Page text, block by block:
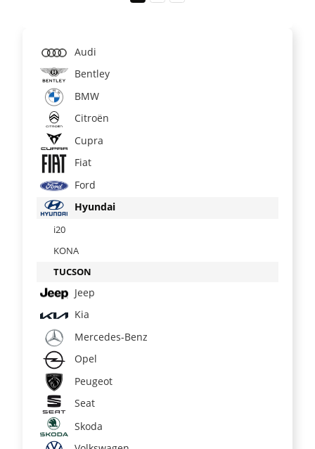
Audi
Bentley
BMW
Citroën
Cupra
Fiat
Ford
Hyundai
i20
KONA
TUCSON
Jeep
Kia
Mercedes-Benz
Opel
Peugeot
Seat
Skoda